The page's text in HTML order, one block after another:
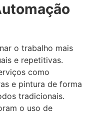
o trabalho mais
e repetitivas.
como
e pintura de forma
tradicionais.
o uso de